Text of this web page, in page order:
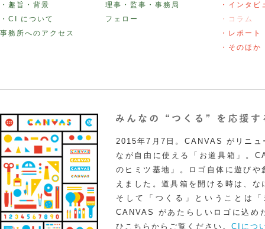
・趣旨・背景
・CI について
事務所へのアクセス
理事・監事・事務局
フェロー
・インタビ
・コラム
・レポート
・そのほか
2015年7月7日。CANVAS がリニュ
なが自由に使える「お道具箱」。
のヒミツ基地」。ロゴ自体に遊び
えました。道具箱を開ける時は、
そして「つくる」ということは
CANVAS があたらしいロゴに込め
ひこちらからご覧ください。 CIにつ